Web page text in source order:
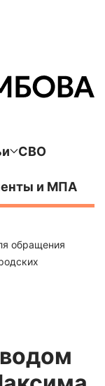
СВО
и МПА
обращения